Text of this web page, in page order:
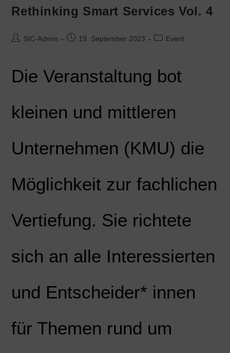
Rethinking Smart Services Vol. 4
SIC-Admin 19. September 2023 Event
Die Veranstaltung bot
kleinen und mittleren
Unternehmen (KMU) die
Möglichkeit zur fachlichen
Vertiefung. Sie richtete
sich an alle Interessierten
und Entscheider* innen
für Themen rund um